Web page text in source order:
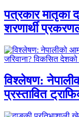
पत्रकार मातृका
शरणार्थी
विश्लेषण:
प्रस्तावित